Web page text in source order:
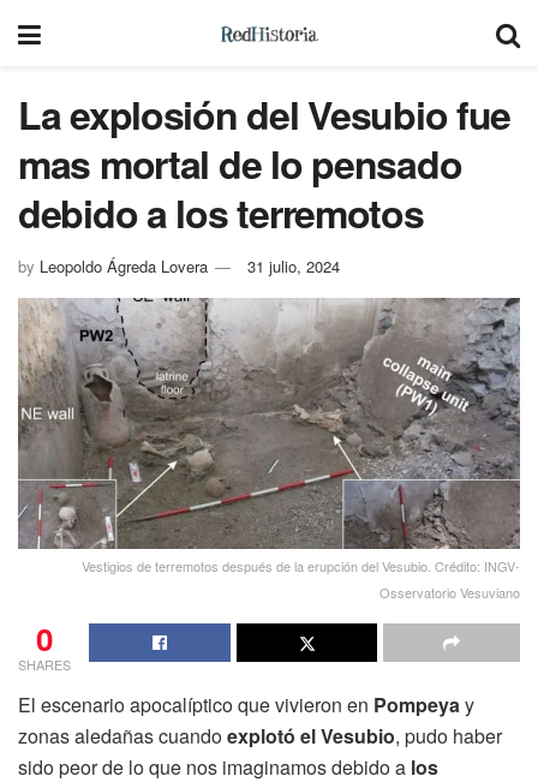
La explosión del Vesubio fue
mas mortal de lo pensado
debido a los terremotos
by Leopoldo Ágreda Lovera 31 julio, 2024
Vestigios de terremotos después de la erupción del Vesubio. Crédito: INGV-
Osservatorio Vesuviano
0
SHARES
El escenario apocalíptico que vivieron en Pompeyay
zonas aledañas cuandoexplotó el Vesubio, pudo haber
sido peor de lo que nos imaginamos debido a los